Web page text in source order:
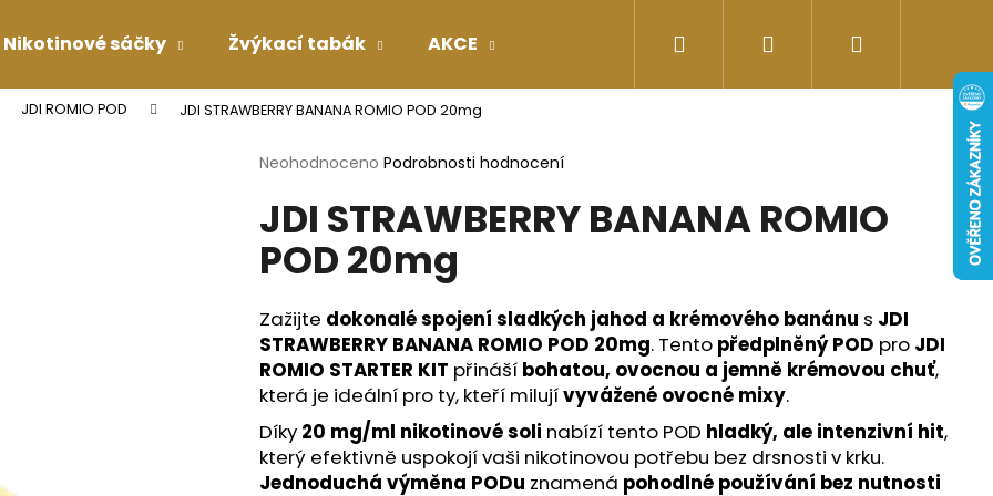
Nikotinové sáčky Žvýkací tabák AKCE Doplňky stravy Energy-kofeinové
Přihlášení
JDI ROMIO POD JDI STRAWBERRY BANANA ROMIO POD 20mg
Průměrné
produktu
je
0,0
hvězdiček.
Neohodnoceno Podrobnosti hodnocení
JDI STRAWBERRY BANANA ROMIO
POD 20mg
Zažijte dokonalé spojení sladkých jahod a krémového banánu s JDI
STRAWBERRY BANANA ROMIO POD 20mg. Tento předplněný POD pro JDI
ROMIO STARTER KIT přináší bohatou, ovocnou a jemně krémovou chuť,
která je ideální pro ty, kteří milujívyvážené ovocné mixy.
Díky 20 mg/ml nikotinové soli nabízí tento POD hladký, ale intenzivní hit,
který efektivně uspokojí vaši nikotinovou potřebu bez drsnosti v krku.
Jednoduchá výměna PODu znamená pohodlné používání bez nutnosti
Co potřebujete najít?
HLEDAT
Následující